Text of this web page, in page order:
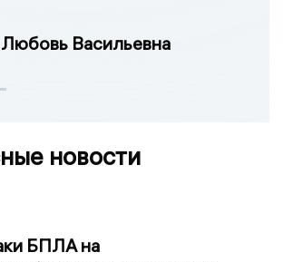
Васильевна
новости
БПЛА на